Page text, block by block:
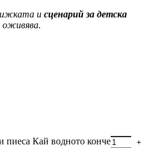
и сценарий за детска
оживява.
пиеса Кай водното конче